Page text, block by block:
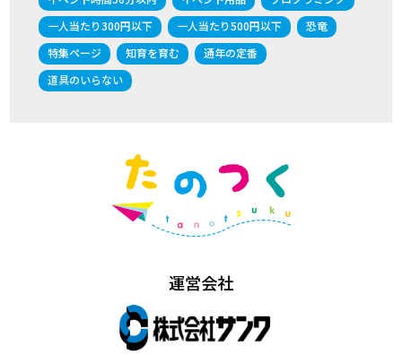
一人当たり300円以下
一人当たり500円以下
恐竜
特集ページ
知育を育む
通年の定番
道具のいらない
運営会社